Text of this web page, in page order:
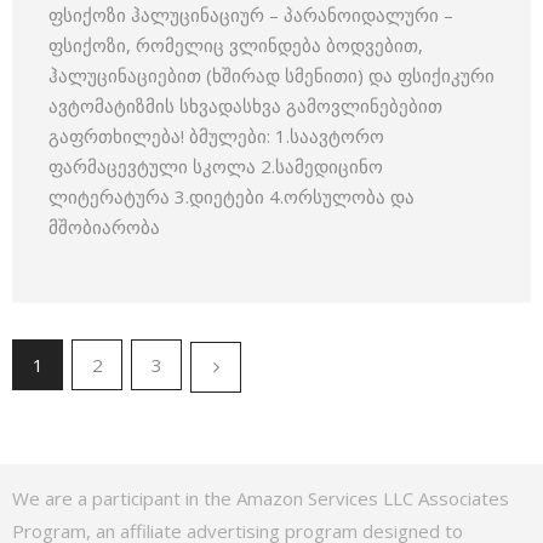
ფსიქოზი ჰალუცინაციურ – პარანოიდალური –
ფსიქოზი, რომელიც ვლინდება ბოდვებით,
ჰალუცინაციებით (ხშირად სმენითი) და ფსიქიკური
ავტომატიზმის სხვადასხვა გამოვლინებებით
გაფრთხილება! ბმულები: 1.საავტორო
ფარმაცევტული სკოლა 2.სამედიცინო
ლიტერატურა 3.დიეტები 4.ორსულობა და
მშობიარობა
1 2 3
We are a participant in the Amazon Services LLC Associates
Program, an affiliate advertising program designed to